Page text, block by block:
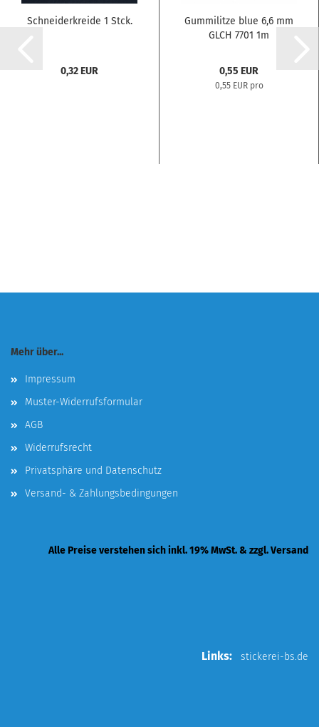
Schneiderkreide 1 Stck.
0,32 EUR
Gummilitze blue 6,6 mm
GLCH 7701 1m
0,55 EUR
0,55 EUR pro
Mehr über...
Impressum
Muster-Widerrufsformular
AGB
Widerrufsrecht
Privatsphäre und Datenschutz
Versand- & Zahlungsbedingungen
Alle Preise verstehen sich inkl. 19% MwSt. & zzgl. Versand
Links: stickerei-bs.de